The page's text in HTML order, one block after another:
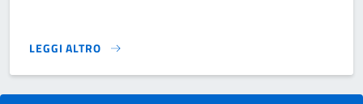
LEGGI ALTRO
RICHIEDERE ISCRIZIONE AL TRASPORTO SCOLASTICO}